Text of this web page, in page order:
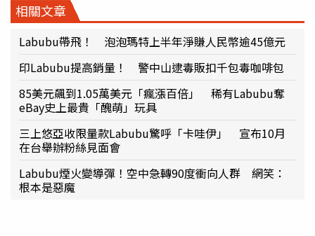
相關文章
Labubu帶飛！ 泡泡瑪特上半年淨賺人民幣逾45億元
印Labubu提高銷量！ 警中山逮毒販扣千包毒咖啡包
85美元飆到1.05萬美元「瘋漲百倍」 稀有Labubu奪
eBay史上最貴「醜萌」玩具
三上悠亞收限量款Labubu驚呼「卡哇伊」 宣布10月
在台舉辦粉絲見面會
Labubu煙火變導彈！空中急轉90度衝向人群 網笑：
根本是惡魔